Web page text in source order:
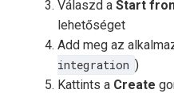
Válaszd a Start
lehetőséget
Add meg az
integration )
Kattints a Create